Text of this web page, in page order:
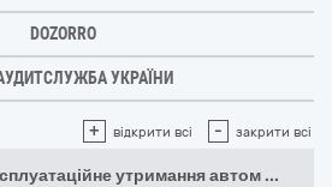
DOZORRO
УКРАЇНИ
+ відкрити всі - закрити всі
утримання автом ...